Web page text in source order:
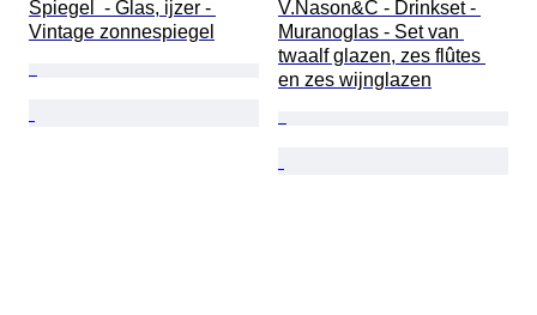
Spiegel  - Glas, ijzer -
Vintage zonnespiegel
V.Nason&C - Drinkset -
Muranoglas - Set van
twaalf glazen, zes flûtes
en zes wijnglazen